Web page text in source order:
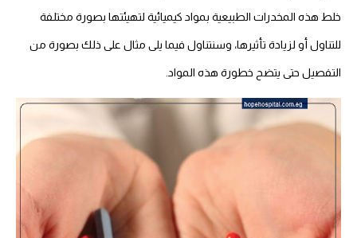
خلط هذه المخدرات الطبيعية بمواد كيميائية لتهيئتها بصورة مختلفة
للتناول أو لزيادة تأثيرها، وسنتناول فيما يلى مثال على ذلك بصورة من
التفصيل حتى يتضح خطورة هذه المواد.